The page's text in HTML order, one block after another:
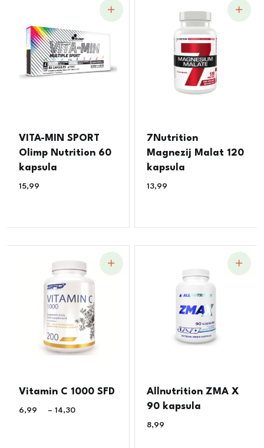
VITA-MIN SPORT
Olimp Nutrition 60
kapsula
15,99
7Nutrition
Magnezij Malat 120
kapsula
13,99
Vitamin C 1000 SFD
6,99 –14,30
Allnutrition ZMA X
90 kapsula
8,99